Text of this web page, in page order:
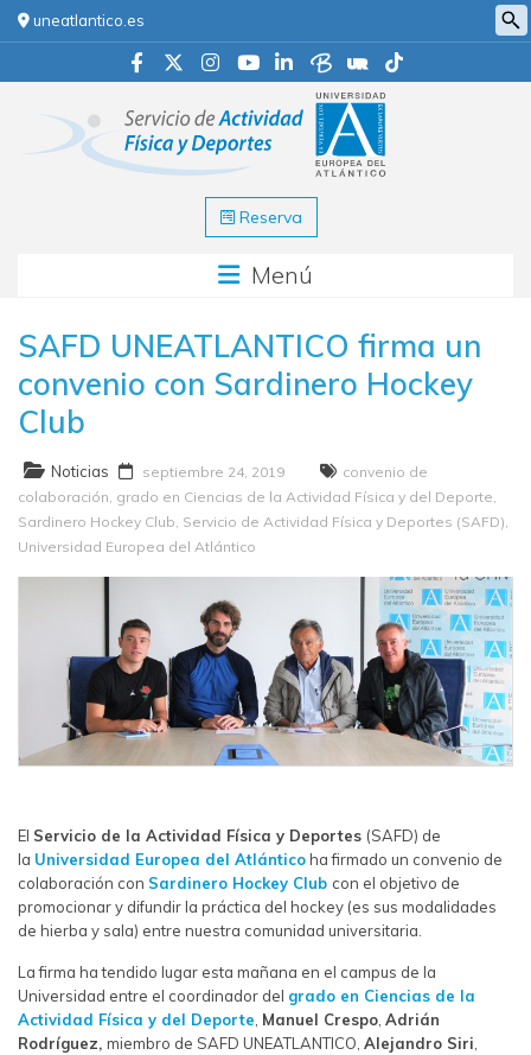
uneatlantico.es
Reserva
Menú
SAFD UNEATLANTICO firma un
convenio con Sardinero Hockey
Club
Noticias septiembre 24, 2019
convenio de
colaboración grado en Ciencias de la Actividad Física y del Deporte
Sardinero Hockey Club Servicio de Actividad Física y Deportes (SAFD)
Universidad Europea del Atlántico
El Servicio de la Actividad Física y Deportes (SAFD) de
la Universidad Europea del Atlánticoha firmado un convenio de
colaboración con Sardinero Hockey Club con el objetivo de
promocionar y difundir la práctica del hockey (es sus modalidades
de hierba y sala) entre nuestra comunidad universitaria.
La firma ha tendido lugar esta mañana en el campus de la
Universidad entre el coordinador del grado en Ciencias de la
Actividad Física y del Deporte Manuel Crespo Adrián
Rodríguez, miembro de SAFD UNEATLANTICO, Alejandro Siri